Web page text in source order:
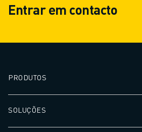
Entrar em contacto
PRODUTOS
SOLUÇÕES